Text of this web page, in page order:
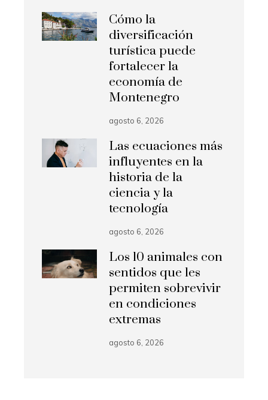
Cómo la
diversificación
turística puede
fortalecer la
economía de
Montenegro
agosto 6, 2026
Las ecuaciones más
influyentes en la
historia de la
ciencia y la
tecnología
agosto 6, 2026
Los 10 animales con
sentidos que les
permiten sobrevivir
en condiciones
extremas
agosto 6, 2026